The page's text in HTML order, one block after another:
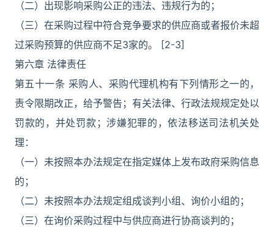
（二）出现影响采购公正的违法、违规行为的；
（三）在采购过程中符合竞争要求的供应商或者报价未超
过采购预算的供应商不足3家的。 [2-3]
第六章 法律责任
第五十一条 采购人、采购代理机构有下列情形之一的，
责令限期改正，给予警告；有关法律、行政法规规定处以
罚款的，并处罚款；涉嫌犯罪的，依法移送司法机关处
理：
（一）未按照本办法规定在指定媒体上发布政府采购信息
的；
（二）未按照本办法规定组成谈判小组、询价小组的；
（三）在询价采购过程中与供应商进行协商谈判的；